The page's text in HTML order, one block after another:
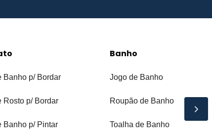
Banho p/ Bordar
Rosto p/ Bordar
Banho p/ Pintar
Banho
Jogo de Banho
Roupão de Banho
Toalha de Banho